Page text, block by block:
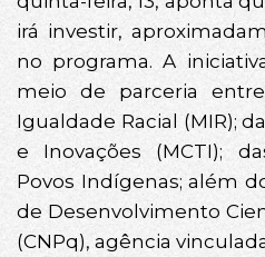
irá investir,
no programa. A
meio de parceria
Igualdade Racial (MIR);
e Inovações (MCTI);
Povos Indígenas; além
de Desenvolvimento
(CNPq), agência